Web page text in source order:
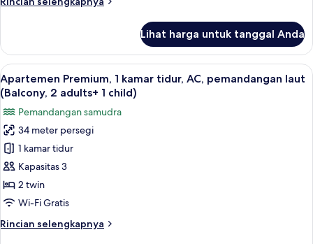
pemandangan
2
adults)
Apartemen
Premium,
1
kamar
tidur,
AC,
pemandangan
laut
(Balcony,
2
Lihat harga untuk tanggal Anda
Lihat
semua
foto
untuk
Apartemen
Premium,
1
kamar
tidur,
pemandangan
Brankas, Wi-Fi gratis, dan seprai linen
12
Apartemen Premium, 1 kamar tidur, AC, pemandangan laut
(Balcony, 2 adults+ 1 child)
Pemandangan samudra
34 meter persegi
1 kamar tidur
Kapasitas 3
2 twin
Wi-Fi Gratis
Rincian selengkapnya
Rincian